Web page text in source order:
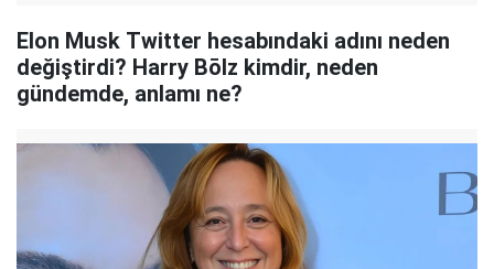
Elon Musk Twitter hesabındaki adını neden
değiştirdi? Harry Bōlz kimdir, neden
gündemde, anlamı ne?